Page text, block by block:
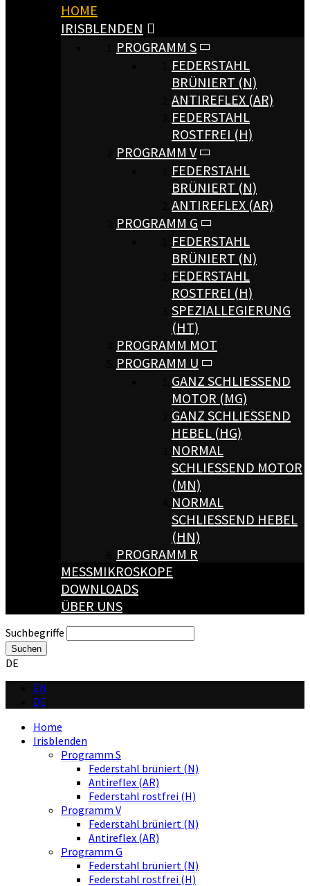
HOME
IRISBLENDEN
PROGRAMM S
FEDERSTAHL
BRÜNIERT (N)
ANTIREFLEX (AR)
FEDERSTAHL
ROSTFREI (H)
PROGRAMM V
FEDERSTAHL
BRÜNIERT (N)
ANTIREFLEX (AR)
PROGRAMM G
FEDERSTAHL
BRÜNIERT (N)
FEDERSTAHL
ROSTFREI (H)
SPEZIALLEGIERUNG
(HT)
PROGRAMM MOT
PROGRAMM U
GANZ SCHLIESSEND M
OTOR (MG)
GANZ SCHLIESSEND H
EBEL (HG)
NORMAL
SCHLIESSEND MOTOR (
MN)
NORMAL
SCHLIESSEND HEBEL (
HN)
PROGRAMM R
MESSMIKROSKOPE
DOWNLOADS
ÜBER UNS
Suchbegriffe
Suchen
DE
EN
DE
Home
Irisblenden
Programm S
Federstahl brüniert (N)
Antireflex (AR)
Federstahl rostfrei (H)
Programm V
Federstahl brüniert (N)
Antireflex (AR)
Programm G
Federstahl brüniert (N)
Federstahl rostfrei (H)